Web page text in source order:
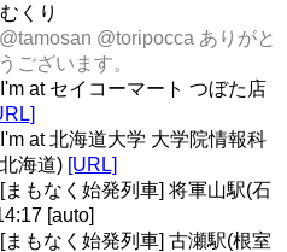
むくり
@tamosan @toripocca ありがと
ございます。
I'm at セイコーマート つぼた店
I'm at 北海道大学 大学院情報科
海道) [URL]
[まもなく始発列車] 将軍山駅(石
[auto]
[まもなく始発列車] 古瀬駅(根室